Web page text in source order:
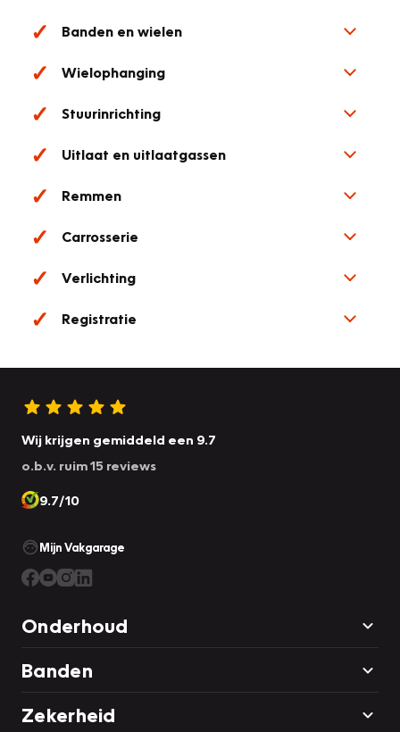
Banden en wielen
Wielophanging
Stuurinrichting
Uitlaat en uitlaatgassen
Remmen
Carrosserie
Verlichting
Registratie
Wij krijgen gemiddeld een 9.7
o.b.v. ruim 15 reviews
9.7/10
Mijn Vakgarage
Onderhoud
Banden
Zekerheid